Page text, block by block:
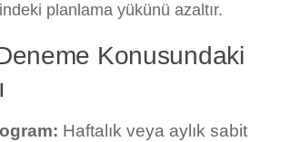
planlama yükünü azaltır.
Konusundaki
Haftalık veya aylık sabit